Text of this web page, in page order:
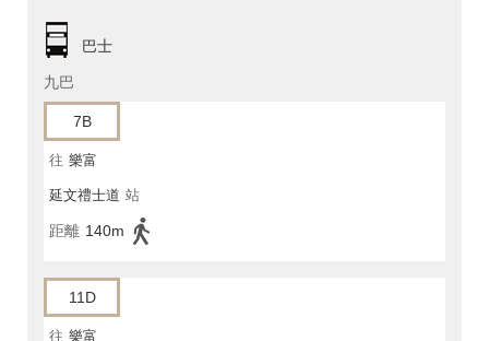
巴士
九巴
7B
往 樂富
延文禮士道 站
距離 140m
11D
往 樂富